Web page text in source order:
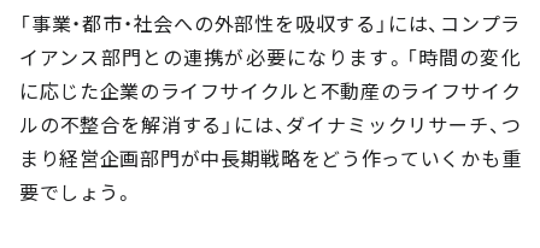
「事業・都市・社会への外部性を吸収する」には、コンプラ
イアンス部門との連携が必要になります。「時間の変化
に応じた企業のライフサイクルと不動産のライフサイク
ルの不整合を解消する」には、ダイナミックリサーチ、つ
まり経営企画部門が中長期戦略をどう作っていくかも重
要でしょう。